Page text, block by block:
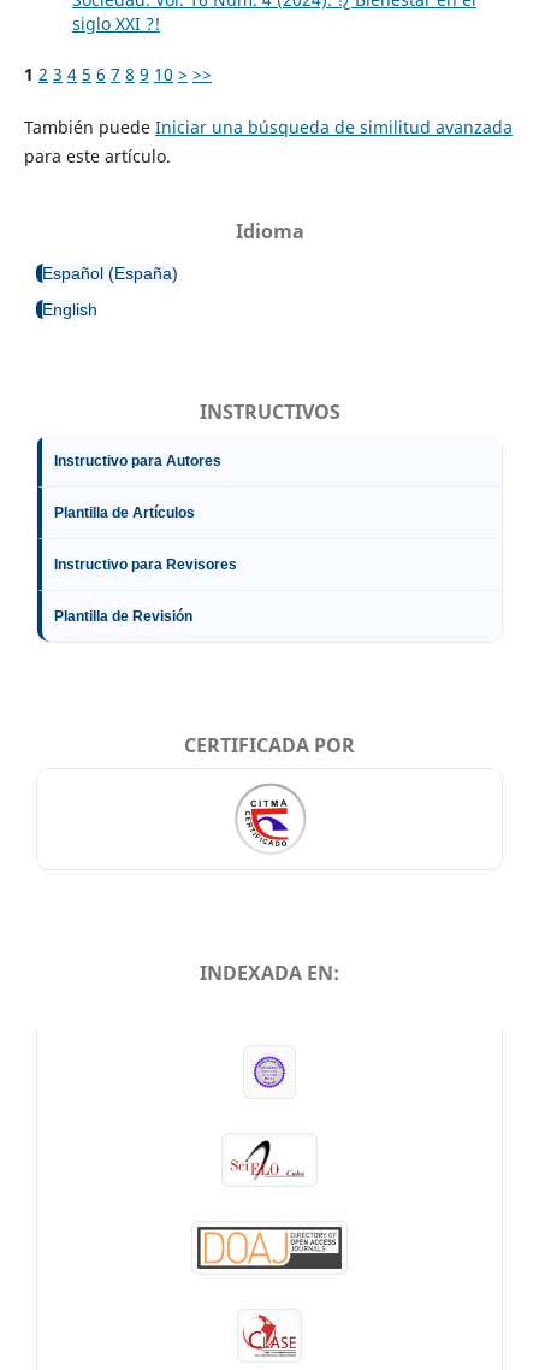
siglo XXI ?!
1 2 3 4 5 6 7 8 9 10 > >>
También puede Iniciar una búsqueda de similitud avanzada
para este artículo.
Idioma
Español (España)
English
INSTRUCTIVOS
Instructivo para Autores
Plantilla de Artículos
Instructivo para Revisores
Plantilla de Revisión
CERTIFICADA POR
INDEXADA EN: